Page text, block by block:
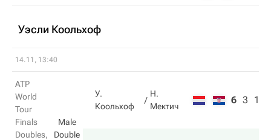
Уэсли Коольхоф
14.11, 13:40
ATP
World
Tour
Finals
Doubles,
Male
Double
У.
Коольхоф
Н.
Мектич
6 3 10